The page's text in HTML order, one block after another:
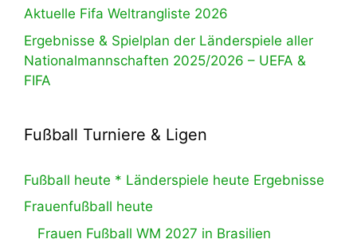
Aktuelle Fifa Weltrangliste 2026
Ergebnisse & Spielplan der Länderspiele aller
Nationalmannschaften 2025/2026 – UEFA &
FIFA
Fußball Turniere & Ligen
Fußball heute * Länderspiele heute Ergebnisse
Frauenfußball heute
Frauen Fußball WM 2027 in Brasilien